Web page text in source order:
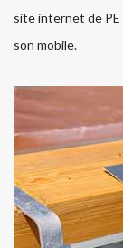
site internet de
son mobile.